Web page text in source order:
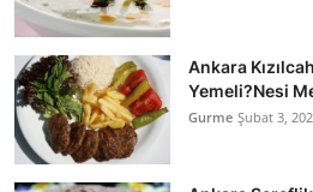
Ankara
Yemeli?Nesi
Gurme Şubat 3,